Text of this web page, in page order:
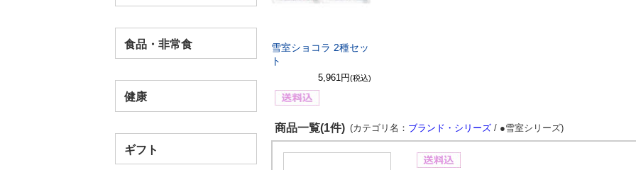
食品・非常食
健康
ギフト
雪室ショコラ 2種セッ
ト
5,961円(税込)
商品一覧(1件) (カテゴリ名： ブランド・シリーズ / ●雪室シリーズ)